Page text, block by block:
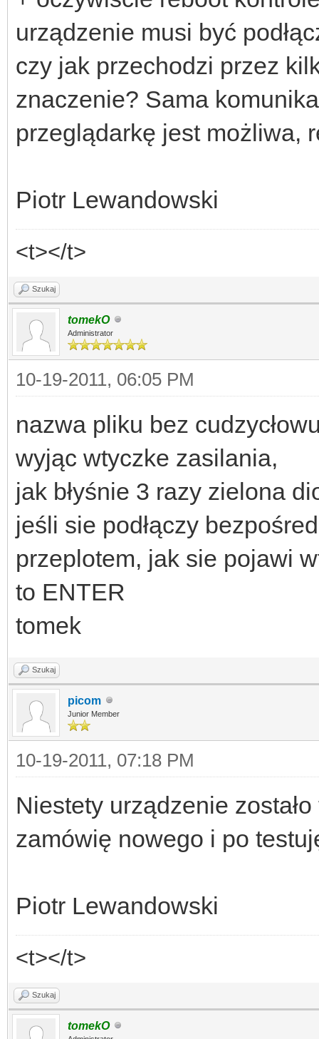
urządzenie musi być
czy jak przechodzi przez
znaczenie? Sama
przeglądarkę jest możliwa,
Piotr Lewandowski
<t></t>
Szukaj
tomekO
Administrator
10-19-2011, 06:05 PM
nazwa pliku bez
wyjąc wtyczke zasilania,
jak błyśnie 3 razy zielona
jeśli sie podłączy
przeplotem, jak sie pojawi
to ENTER
tomek
Szukaj
picom
Junior Member
10-19-2011, 07:18 PM
Niestety urządzenie
zamówię nowego i po
Piotr Lewandowski
<t></t>
Szukaj
tomekO